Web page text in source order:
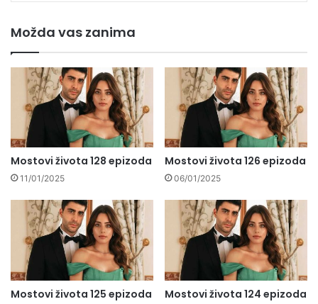
Možda vas zanima
Mostovi života 128 epizoda
11/01/2025
Mostovi života 126 epizoda
06/01/2025
Mostovi života 125 epizoda Mostovi života 124 epizoda